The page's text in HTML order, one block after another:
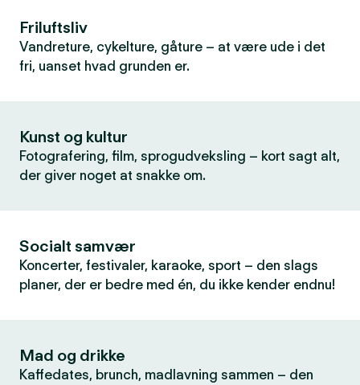
Friluftsliv
Vandreture, cykelture, gåture – at være ude i det
fri, uanset hvad grunden er.
Kunst og kultur
Fotografering, film, sprogudveksling – kort sagt alt,
der giver noget at snakke om.
Socialt samvær
Koncerter, festivaler, karaoke, sport – den slags
planer, der er bedre med én, du ikke kender endnu!
Mad og drikke
Kaffedates, brunch, madlavning sammen – den